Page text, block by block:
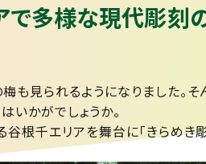
で多様な現代彫
も見られるようになりました。
いかがでしょうか。
根千エリアを舞台に「きらめき